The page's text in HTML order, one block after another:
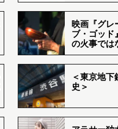
映画『グレ
ブ・ゴッド
の火事では
＜東京地下
史＞